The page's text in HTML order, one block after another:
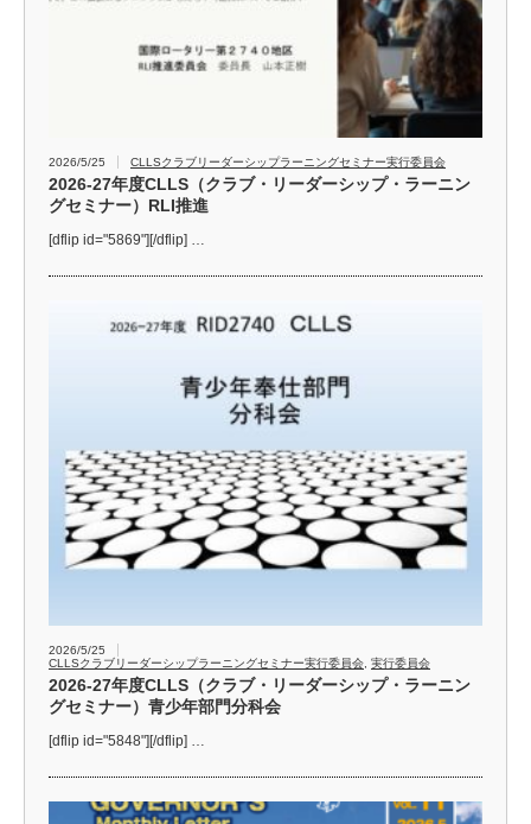
2026/5/25 CLLSクラブリーダーシップラーニングセミナー実行委員会
2026-27年度CLLS（クラブ・リーダーシップ・ラーニン
グセミナー）RLI推進
[dflip id="5869"][/dflip] …
2026/5/25
CLLSクラブリーダーシップラーニングセミナー実行委員会 実行委員会
2026-27年度CLLS（クラブ・リーダーシップ・ラーニン
グセミナー）青少年部門分科会
[dflip id="5848"][/dflip] …